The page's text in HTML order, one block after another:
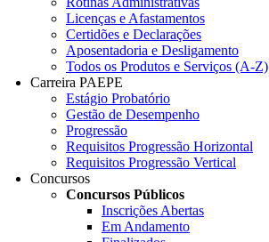
Licenças e Afastamentos
Certidões e Declarações
Aposentadoria e Desligamento
Todos os Produtos e Serviços (A-Z)
Carreira PAEPE
Estágio Probatório
Gestão de Desempenho
Progressão
Requisitos Progressão Horizontal
Requisitos Progressão Vertical
Concursos
Concursos Públicos
Inscrições Abertas
Em Andamento